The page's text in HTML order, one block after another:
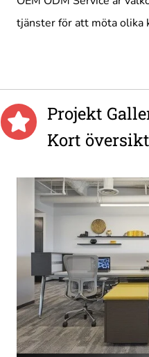
tjänster för att möta olika
Projekt
Kort